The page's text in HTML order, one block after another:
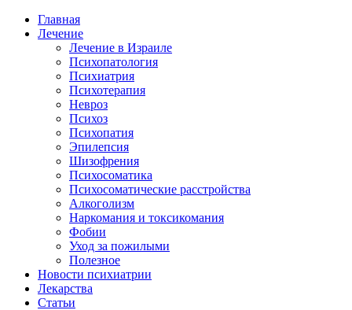
Главная
Лечение
Лечение в Израиле
Психопатология
Психиатрия
Психотерапия
Невроз
Психоз
Психопатия
Эпилепсия
Шизофрения
Психосоматика
Психосоматические расстройства
Алкоголизм
Наркомания и токсикомания
Фобии
Уход за пожилыми
Полезное
Новости психиатрии
Лекарства
Статьи